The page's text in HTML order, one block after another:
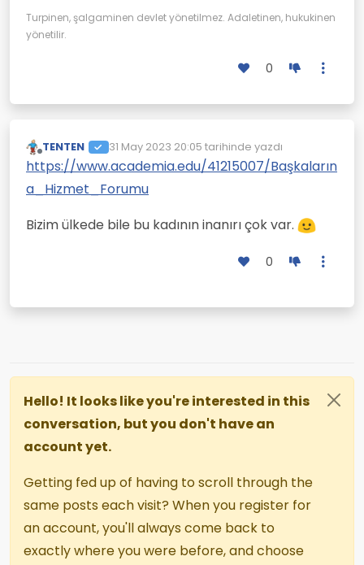
Turpinen, şalgaminen devlet yönetilmez. Adaletinen, hukukinen
yönetilir.
0
Çevrimdışı
TENTEN 31 May 2023 20:05 tarihinde yazdı
Son düzenleyen:
https://www.academia.edu/41215007/Başkaların
a_Hizmet_Forumu
Bizim ülkede bile bu kadının inanırı çok var.
0
Hello! It looks like you're interested in this
conversation, but you don't have an
account yet.
Getting fed up of having to scroll through the
same posts each visit? When you register for
an account, you'll always come back to
exactly where you were before, and choose